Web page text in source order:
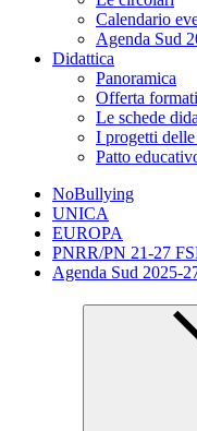
Calendario
Agenda Sud
Didattica
Panoramica
Offerta
Le schede
I progetti delle
Patto
NoBullying
UNICA
EUROPA
PNRR/PN 21-27
Agenda Sud 2025-